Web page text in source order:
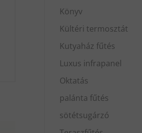
Könyv
Kültéri termosztát
Kutyaház fűtés
Luxus infrapanel
Oktatás
palánta fűtés
sötétsugárzó